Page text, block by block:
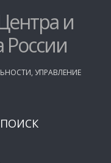
и
России
, УПРАВЛЕНИЕ